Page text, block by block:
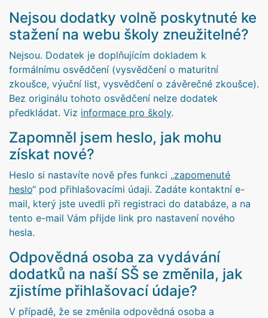
Nejsou dodatky volně poskytnuté ke
stažení na webu školy zneužitelné?
Nejsou. Dodatek je doplňujícím dokladem k
formálnímu osvědčení (vysvědčení o maturitní
zkoušce, výuční list, vysvědčení o závěrečné zkoušce).
Bez originálu tohoto osvědčení nelze dodatek
předkládat. Viz informace pro školy.
Zapomněl jsem heslo, jak mohu
získat nové?
Heslo si nastavíte nově přes funkci „zapomenuté
heslo“ pod přihlašovacími údaji. Zadáte kontaktní e-
mail, který jste uvedli při registraci do databáze, a na
tento e-mail Vám přijde link pro nastavení nového
hesla.
Odpovědná osoba za vydávání
dodatků na naší SŠ se změnila, jak
zjistíme přihlašovací údaje?
V případě, že se změnila odpovědná osoba a